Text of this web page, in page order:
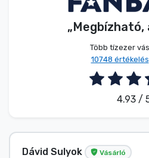
Több tízezer
10748 értékelés
4.93 /
Dávid Sulyok Vásárló